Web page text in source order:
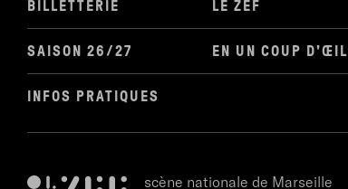
BILLETTERIE LE ZEF
SAISON 26/27 EN UN COUP D'ŒIL
INFOS PRATIQUES
scène nationale de Marseille